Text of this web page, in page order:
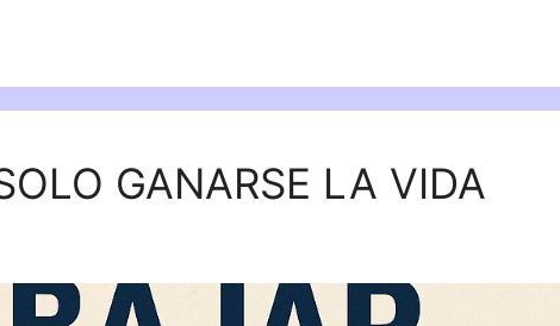
GANARSE LA VIDA